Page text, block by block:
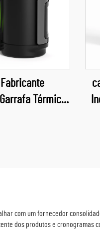
Térmica
com um fornecedor
dos produtos e cronogramas